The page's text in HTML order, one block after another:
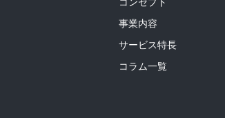
事業内容
サービス特長
コラム一覧